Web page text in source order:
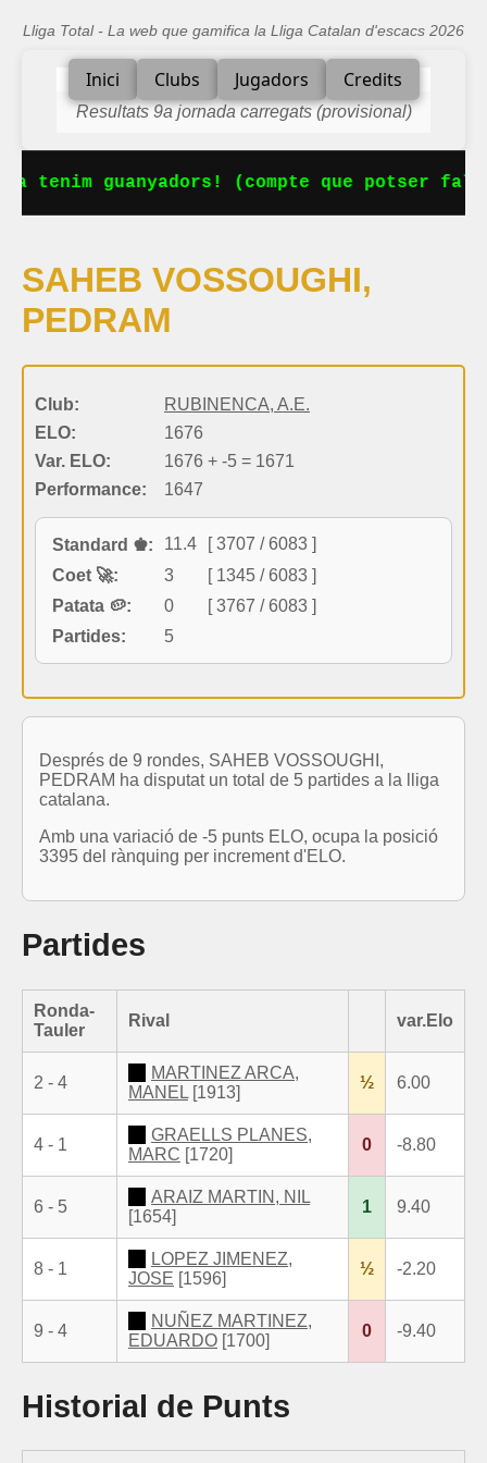
Lliga Total - La web que gamifica la Lliga Catalan d'escacs 2026
Inici Clubs Jugadors Credits
Resultats 9a jornada carregats (provisional)
tenim guanyadors! (compte que potser
SAHEB VOSSOUGHI,
PEDRAM
Club:
RUBINENCA, A.E.
ELO:
1676
Var. ELO:
1676 + -5 = 1671
Performance:
1647
Standard ♚: 11.4
[ 3707 / 6083 ]
Coet 🚀:
3
[ 1345 / 6083 ]
Patata 🥔:
0
[ 3767 / 6083 ]
Partides:
5
Després de 9 rondes, SAHEB VOSSOUGHI,
PEDRAM ha disputat un total de 5 partides a la lliga
catalana.
Amb una variació de -5 punts ELO, ocupa la posició
3395 del rànquing per increment d'ELO.
Partides
Ronda-
Tauler
Rival var.Elo
2 - 4
MARTINEZ ARCA,
MANEL [1913]
½ 6.00
4 - 1
GRAELLS PLANES,
MARC [1720]
0 -8.80
6 - 5
ARAIZ MARTIN, NIL
[1654]
1 9.40
8 - 1
LOPEZ JIMENEZ,
JOSE [1596]
½ -2.20
9 - 4
NUÑEZ MARTINEZ,
EDUARDO [1700]
0 -9.40
Historial de Punts